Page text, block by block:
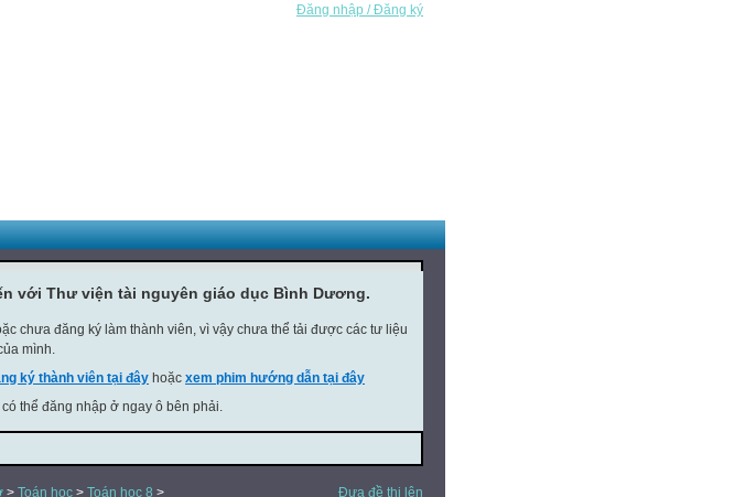
Đăng nhập / Đăng ký
với Thư viện tài nguyên giáo dục Bình Dương.
chưa đăng ký làm thành viên, vì vậy chưa thể tải được các tư liệu
mình.
ký thành viên tại đây hoặc xem phim hướng dẫn tại đây
thể đăng nhập ở ngay ô bên phải.
Đưa đề thi lên
> Toán học > Toán học 8 >